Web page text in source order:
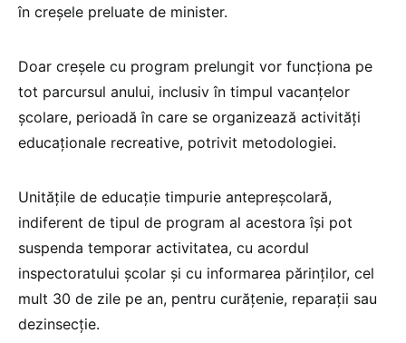
în creșele preluate de minister.
Doar creșele cu program prelungit vor funcționa pe
tot parcursul anului, inclusiv în timpul vacanțelor
școlare, perioadă în care se organizează activități
educaționale recreative, potrivit metodologiei.
Unitățile de educație timpurie antepreșcolară,
indiferent de tipul de program al acestora își pot
suspenda temporar activitatea, cu acordul
inspectoratului școlar și cu informarea părinților, cel
mult 30 de zile pe an, pentru curățenie, reparații sau
dezinsecție.